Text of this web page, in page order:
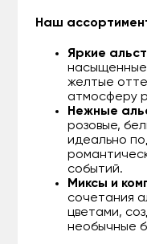
Наш
Яркие
желтые
атмосферу
Нежные
розовые,
идеально
событий.
Миксы и
сочетания
цветами,
необычные